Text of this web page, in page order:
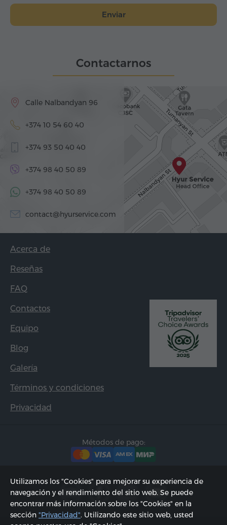
Enviar
Contactarnos
Calle Nalbandyan 96
+374 10 54 60 40
+374 93 50 40 40
+374 98 40 50 89
+374 98 40 50 89
contact@hyurservice.com
Acerca de
Reseñas
FAQ
Contactos
Equipo
Blog
Galería
Términos y condiciones
Privacidad
Métodos de pago:
Utilizamos los "Cookies" para mejorar su experiencia de
navegación y el rendimiento del sitio web. Se puede
encontrar más información sobre los "Cookies" en la
sección "Privacidad". Utilizando este sitio web, usted